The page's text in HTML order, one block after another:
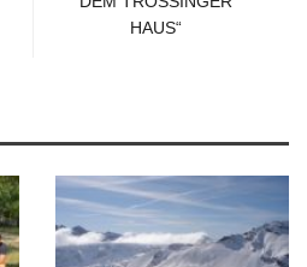
HAUS“